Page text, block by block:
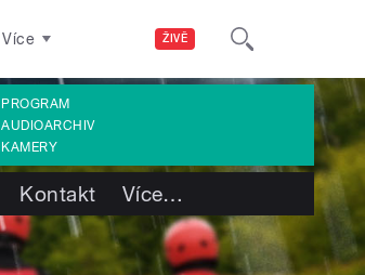
ŽIVĚ
Více
PROGRAM
AUDIOARCHIV
KAMERY
Kontakt Více…